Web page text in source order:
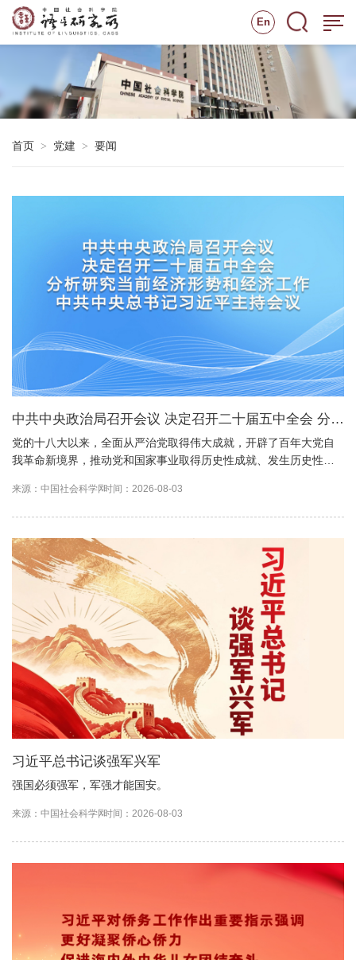
En
首页 > 党建 > 要闻
中共中央政治局召开会议 决定召开二十届五中全会 分析
研究当前经济形势和经济工作 中共中央总书记习近平主
持会议
党的十八大以来，全面从严治党取得伟大成就，开辟了百年大党自
我革命新境界，推动党和国家事业取得历史性成就、发生历史性变
来源：中国社会科学网时间：2026-08-03
习近平总书记谈强军兴军
强国必须强军，军强才能国安。
来源：中国社会科学网时间：2026-08-03